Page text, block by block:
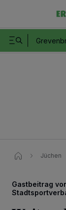
Jüchen
Gastbeitrag